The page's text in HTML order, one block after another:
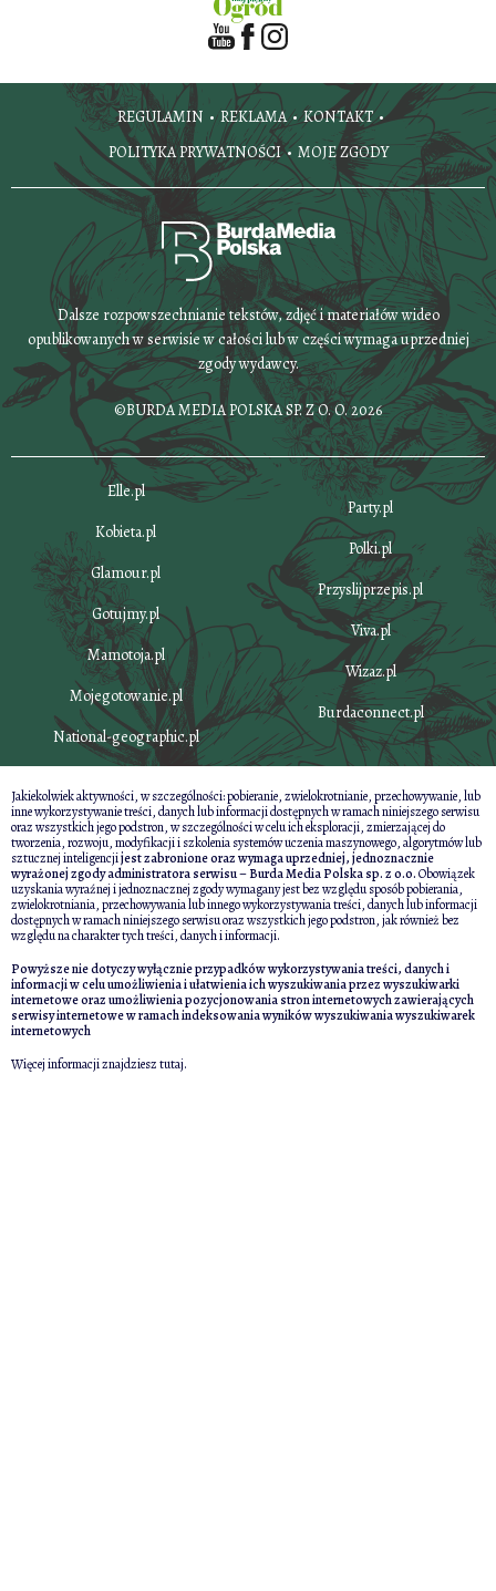
REGULAMIN REKLAMA
KONTAKT
POLITYKA PRYWATNOŚCI
MOJE ZGODY
Dalsze rozpowszechnianie tekstów, zdjęć i materiałów wideo
opublikowanych w serwisie w całości lub w części wymaga uprzedniej
zgody wydawcy.
©BURDA MEDIA POLSKA SP. Z O. O. 2026
Elle.pl
Kobieta.pl
Glamour.pl
Gotujmy.pl
Mamotoja.pl
Mojegotowanie.pl
National-geographic.pl
Party.pl
Polki.pl
Przyslijprzepis.pl
Viva.pl
Wizaz.pl
Burdaconnect.pl
Jakiekolwiek aktywności, w szczególności: pobieranie, zwielokrotnianie, przechowywanie, lub
inne wykorzystywanie treści, danych lub informacji dostępnych w ramach niniejszego serwisu
oraz wszystkich jego podstron, w szczególności w celu ich eksploracji, zmierzającej do
tworzenia, rozwoju, modyfikacji i szkolenia systemów uczenia maszynowego, algorytmów lub
sztucznej inteligencjijest zabronione oraz wymaga uprzedniej, jednoznacznie
wyrażonej zgody administratora serwisu – Burda Media Polska sp. z o.o.Obowiązek
uzyskania wyraźnej i jednoznacznej zgody wymagany jest bez względu sposób pobierania,
zwielokrotniania, przechowywania lub innego wykorzystywania treści, danych lub informacji
dostępnych w ramach niniejszego serwisu oraz wszystkich jego podstron, jak również bez
względu na charakter tych treści, danych i informacji.
Powyższe nie dotyczy wyłącznie przypadków wykorzystywania treści, danych i
informacji w celu umożliwienia i ułatwienia ich wyszukiwania przez wyszukiwarki
internetowe oraz umożliwienia pozycjonowania stron internetowych zawierających
serwisy internetowe w ramach indeksowania wyników wyszukiwania wyszukiwarek
internetowych
Więcej informacji znajdziesztutaj.